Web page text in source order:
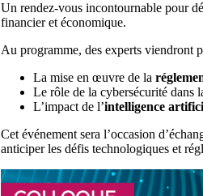
Un rendez-vous incontournable pour
financier et économique.
Au programme, des experts viendront
La mise en œuvre de la
Le rôle de la cybersécurité dans
L’impact de l’intelligence
Cet événement sera l’occasion
anticiper les défis technologiques et